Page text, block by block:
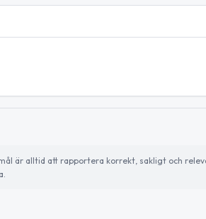
är alltid att rapportera korrekt, sakligt och